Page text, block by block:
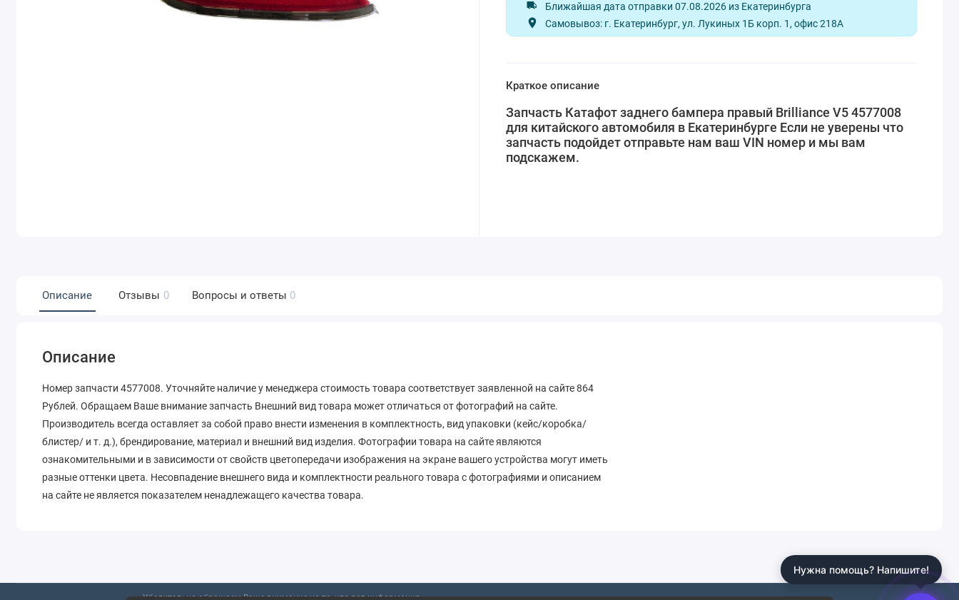
Ближайшая дата отправки 07.08.2026 из Екатеринбурга
Самовывоз: г. Екатеринбург, ул. Лукиных 1Б корп. 1, офис 218А
Краткое описание
Запчасть Катафот заднего бампера правый Brilliance V5 4577008
для китайского автомобиля в Екатеринбурге Если не уверены что
запчасть подойдет отправьте нам ваш VIN номер и мы вам
подскажем.
Описание Отзывы 0 Вопросы и ответы 0
Описание
Номер запчасти 4577008. Уточняйте наличие у менеджера стоимость товара соответствует заявленной на сайте 864
Рублей. Обращаем Ваше внимание запчасть Внешний вид товара может отличаться от фотографий на сайте.
Производитель всегда оставляет за собой право внести изменения в комплектность, вид упаковки (кейс/коробка/
блистер/ и т. д.), брендирование, материал и внешний вид изделия. Фотографии товара на сайте являются
ознакомительными и в зависимости от свойств цветопередачи изображения на экране вашего устройства могут иметь
разные оттенки цвета. Несовпадение внешнего вида и комплектности реального товара с фотографиями и описанием
на сайте не является показателем ненадлежащего качества товара.
Нужна помощь? Напишите!